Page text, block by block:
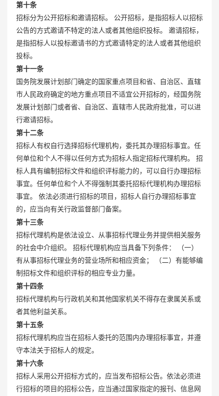
第十条
招标分为公开招标和邀请招标。 公开招标，是指招标人以招标
公告的方式邀请不特定的法人或者其他组织投标。 邀请招标，
是指招标人以投标邀请书的方式邀请特定的法人或者其他组织
投标。
第十一条
国务院发展计划部门确定的国家重点项目和省、自治区、直辖
市人民政府确定的地方重点项目不适宜公开招标的，经国务院
发展计划部门或者省、自治区、直辖市人民政府批准，可以进
行邀请招标。
第十二条
招标人有权自行选择招标代理机构，委托其办理招标事宜。任
何单位和个人不得以任何方式为招标人指定招标代理机构。 招
标人具有编制招标文件和组织评标能力的，可以自行办理招标
事宜。任何单位和个人不得强制其委托招标代理机构办理招标
事宜。 依法必须进行招标的项目，招标人自行办理招标事宜
的，应当向有关行政监督部门备案。
第十三条
招标代理机构是依法设立、从事招标代理业务并提供相关服务
的社会中介组织。 招标代理机构应当具备下列条件： （一）
有从事招标代理业务的营业场所和相应资金； （二）有能够编
制招标文件和组织评标的相应专业力量。
第十四条
招标代理机构与行政机关和其他国家机关不得存在隶属关系或
者其他利益关系。
第十五条
招标代理机构应当在招标人委托的范围内办理招标事宜，并遵
守本法关于招标人的规定。
第十六条
招标人采用公开招标方式的，应当发布招标公告。依法必须进
行招标的项目的招标公告，应当通过国家指定的报刊、信息网